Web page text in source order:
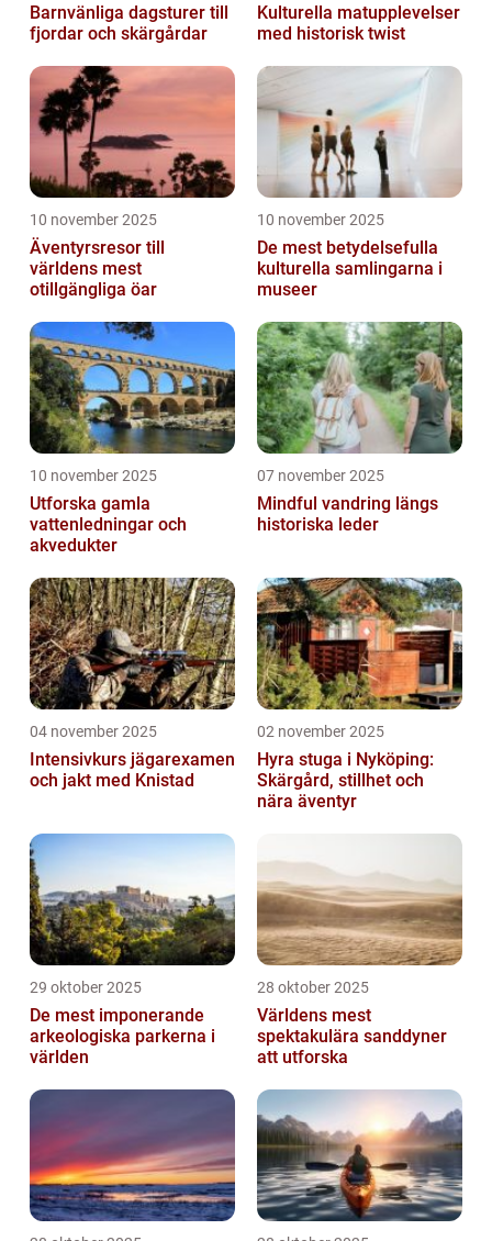
Barnvänliga dagsturer till
fjordar och skärgårdar
Kulturella matupplevelser
med historisk twist
10 november 2025
Äventyrsresor till
världens mest
otillgängliga öar
10 november 2025
De mest betydelsefulla
kulturella samlingarna i
museer
10 november 2025
Utforska gamla
vattenledningar och
akvedukter
07 november 2025
Mindful vandring längs
historiska leder
04 november 2025
Intensivkurs jägarexamen
och jakt med Knistad
02 november 2025
Hyra stuga i Nyköping:
Skärgård, stillhet och
nära äventyr
29 oktober 2025
De mest imponerande
arkeologiska parkerna i
världen
28 oktober 2025
Världens mest
spektakulära sanddyner
att utforska